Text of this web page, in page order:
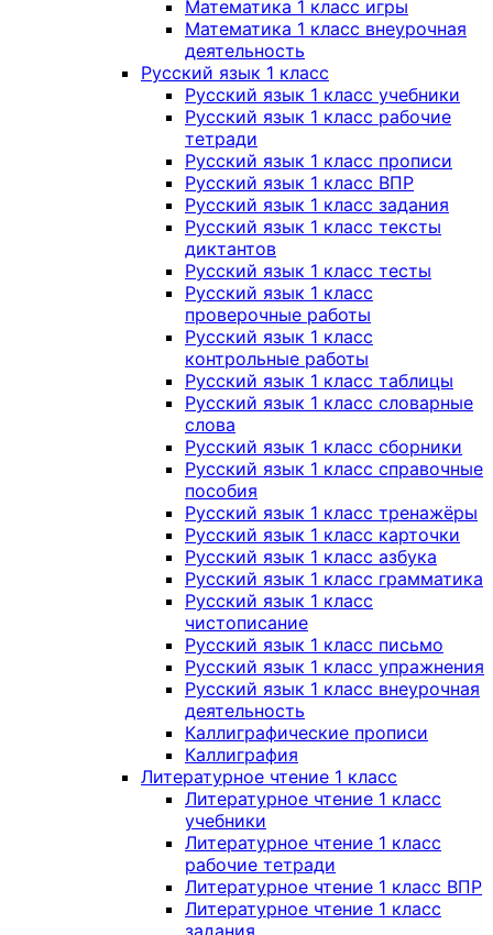
Математика 1 класс игры
Математика 1 класс внеурочная
деятельность
Русский язык 1 класс
Русский язык 1 класс учебники
Русский язык 1 класс рабочие
тетради
Русский язык 1 класс прописи
Русский язык 1 класс ВПР
Русский язык 1 класс задания
Русский язык 1 класс тексты
диктантов
Русский язык 1 класс тесты
Русский язык 1 класс
проверочные работы
Русский язык 1 класс
контрольные работы
Русский язык 1 класс таблицы
Русский язык 1 класс словарные
слова
Русский язык 1 класс сборники
Русский язык 1 класс справочные
пособия
Русский язык 1 класс тренажёры
Русский язык 1 класс карточки
Русский язык 1 класс азбука
Русский язык 1 класс грамматика
Русский язык 1 класс
чистописание
Русский язык 1 класс письмо
Русский язык 1 класс упражнения
Русский язык 1 класс внеурочная
деятельность
Каллиграфические прописи
Каллиграфия
Литературное чтение 1 класс
Литературное чтение 1 класс
учебники
Литературное чтение 1 класс
рабочие тетради
Литературное чтение 1 класс ВПР
Литературное чтение 1 класс
задания